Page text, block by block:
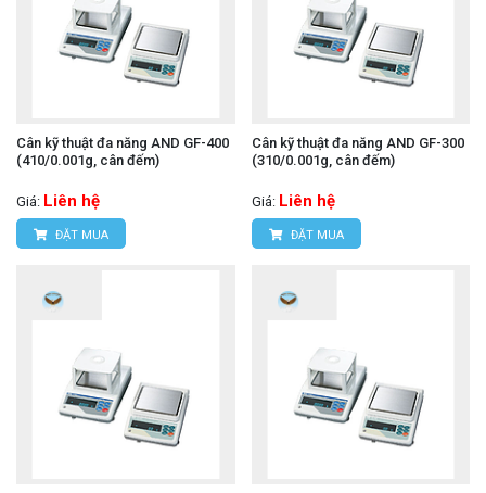
Cân kỹ thuật đa năng AND GF-400
(410/0.001g, cân đếm)
Giá: Liên hệ
ĐẶT MUA
Cân kỹ thuật đa năng AND GF-300
(310/0.001g, cân đếm)
Giá: Liên hệ
ĐẶT MUA